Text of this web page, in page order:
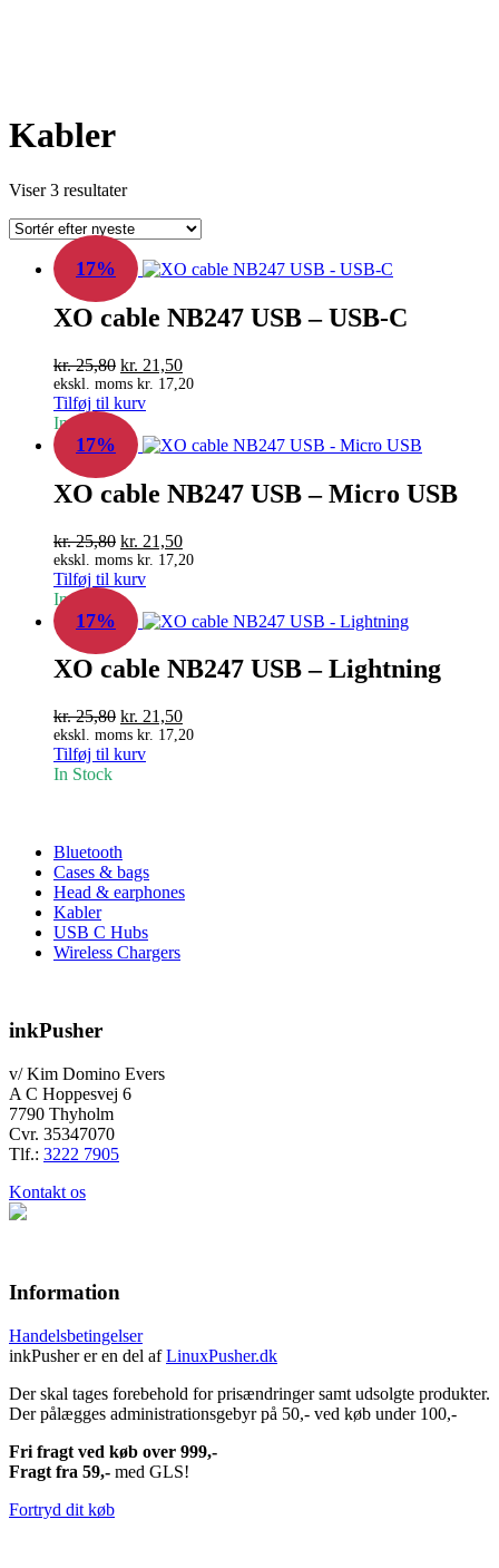
Kabler
Viser 3 resultaterSorteret
seneste
17%
XO cable NB247 USB – USB-C
kr.25,80 Den
oprindelige
pris
var:
kr. 25,80.
kr. 21,50Den
aktuelle
kr. 21,50.
ekskl. moms kr. 17,20
Tilføj til kurv
In Stock
17%
XO cable NB247 USB – Micro USB
kr.25,80 Den
oprindelige
pris
var:
kr. 25,80.
kr. 21,50Den
aktuelle
kr. 21,50.
ekskl. moms kr. 17,20
Tilføj til kurv
In Stock
17%
XO cable NB247 USB – Lightning
kr.25,80 Den
oprindelige
pris
kr. 21,50Den
aktuelle
ekskl. moms kr. 17,20
Tilføj til kurv
In Stock
Bluetooth
Cases & bags
Head & earphones
Kabler
USB C Hubs
Wireless Chargers
inkPusher
v/ Kim Domino Evers
A C Hoppesvej 6
7790 Thyholm
Cvr. 35347070
Tlf.: 3222 7905
Kontakt os
Information
Handelsbetingelser
inkPusher er en del afLinuxPusher.dk
Der skal tages forebehold for prisændringer samt udsolgte produkter.
Der pålægges administrationsgebyr på 50,- ved køb under 100,-
Fri fragt ved køb over 999,-
Fragt fra 59,- med GLS!
Fortryd dit køb